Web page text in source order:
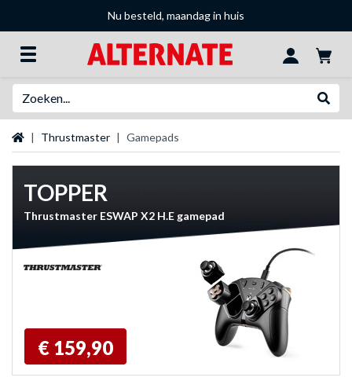
Nu besteld, maandag in huis
StartpaginaThrustmaster Gamepads
TOPPER
Thrustmaster ESWAP X2 H.E gamepad
€ 159,90